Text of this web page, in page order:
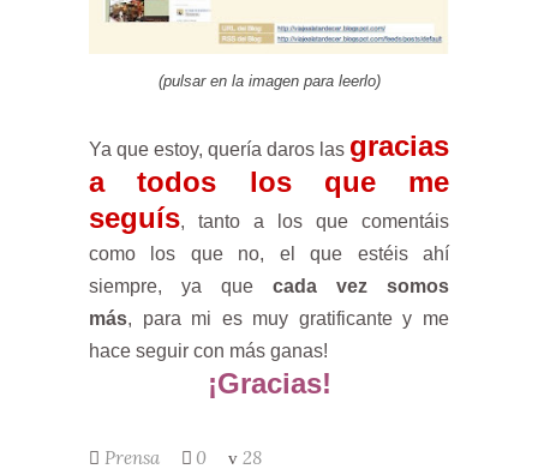
(pulsar en la imagen para leerlo)
Ya que estoy, quería daros las gracias
a todos los que me
seguís, tanto a los que comentáis
como los que no, el que estéis ahí
siempre, ya que cada vez somos
más,
para mi es muy gratificante y me
hace seguir con más ganas!
¡Gracias!
Prensa 0 28